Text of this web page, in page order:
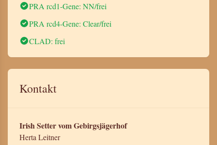
PRA rcd1-Gene: NN/frei
PRA rcd4-Gene: Clear/frei
CLAD: frei
Kontakt
Irish Setter vom Gebirgsjägerhof
Herta Leitner